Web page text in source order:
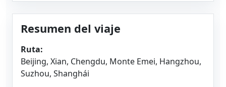
Resumen del viaje
Ruta:
Beijing, Xian, Chengdu, Monte Emei, Hangzhou,
Suzhou, Shanghái